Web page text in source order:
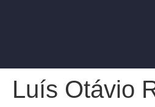
Luís Otávio